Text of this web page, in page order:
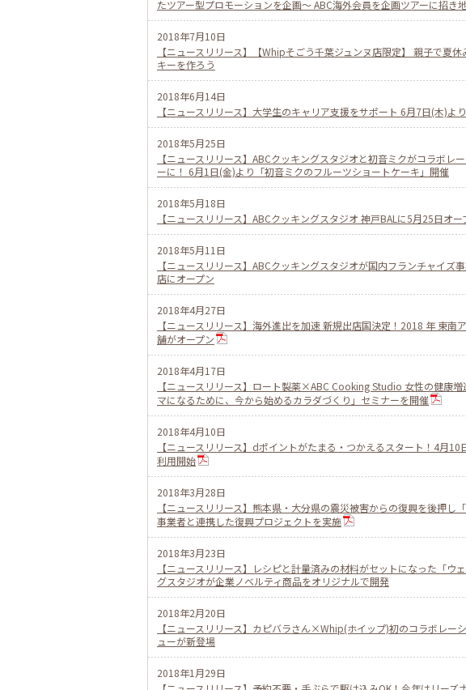
たツアー型プロモーションを企画〜 ABC海外会員を企画ツアーに招き
2018年7月10日
【ニュースリリース】【Whipそごう千葉ジュンヌ店限定】 親子で夏
キーを作ろう
2018年6月14日
【ニュースリリース】大学生のキャリア支援をサポート 6月7日(木)よ
2018年5月25日
【ニュースリリース】ABCクッキングスタジオと初音ミクがコラボレ
ーに！ 6月1日(金)より「初音ミクのフルーツショートケーキ」開催
2018年5月18日
【ニュースリリース】ABCクッキングスタジオ 神戸BALに5月25日オ
2018年5月11日
【ニュースリリース】ABCクッキングスタジオが国内フランチャイ
店にオープン
2018年4月27日
【ニュースリリース】海外進出を加速 新規出店国決定！2018 年 東
舗がオープン
2018年4月17日
【ニュースリリース】ロート製薬×ABC Cooking Studio 女性の健康
マになるために、今から始めるカラダづくり」セミナーを開催
2018年4月10日
【ニュースリリース】dポイントがたまる・つかえるスタート！4月
利用開始
2018年3月28日
【ニュースリリース】熊本県・大分県の震災被害からの復興を後押
事業者と連携した復興プロジェクトを実施
2018年3月23日
【ニュースリリース】レシピと計量済みの材料がセットになった「ウ
グスタジオが企業ノベルティ商品をオリジナルで開発
2018年2月20日
【ニュースリリース】カピバラさん×Whip(ホイップ)初のコラボレー
ューが新登場
2018年1月29日